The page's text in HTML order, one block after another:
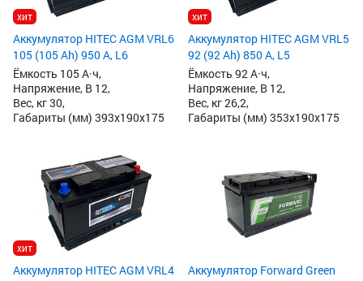
хит
Аккумулятор HITEC AGM VRL6
105 (105 Ah) 950 А, L6
Ёмкость 105 А·ч,
Напряжение, В 12,
Вес, кг 30,
Габариты (мм) 393x190x175
хит
Аккумулятор HITEC AGM VRL5
92 (92 Ah) 850 А, L5
Ёмкость 92 А·ч,
Напряжение, В 12,
Вес, кг 26,2,
Габариты (мм) 353x190x175
хит
Аккумулятор HITEC AGM VRL4
Аккумулятор Forward Green